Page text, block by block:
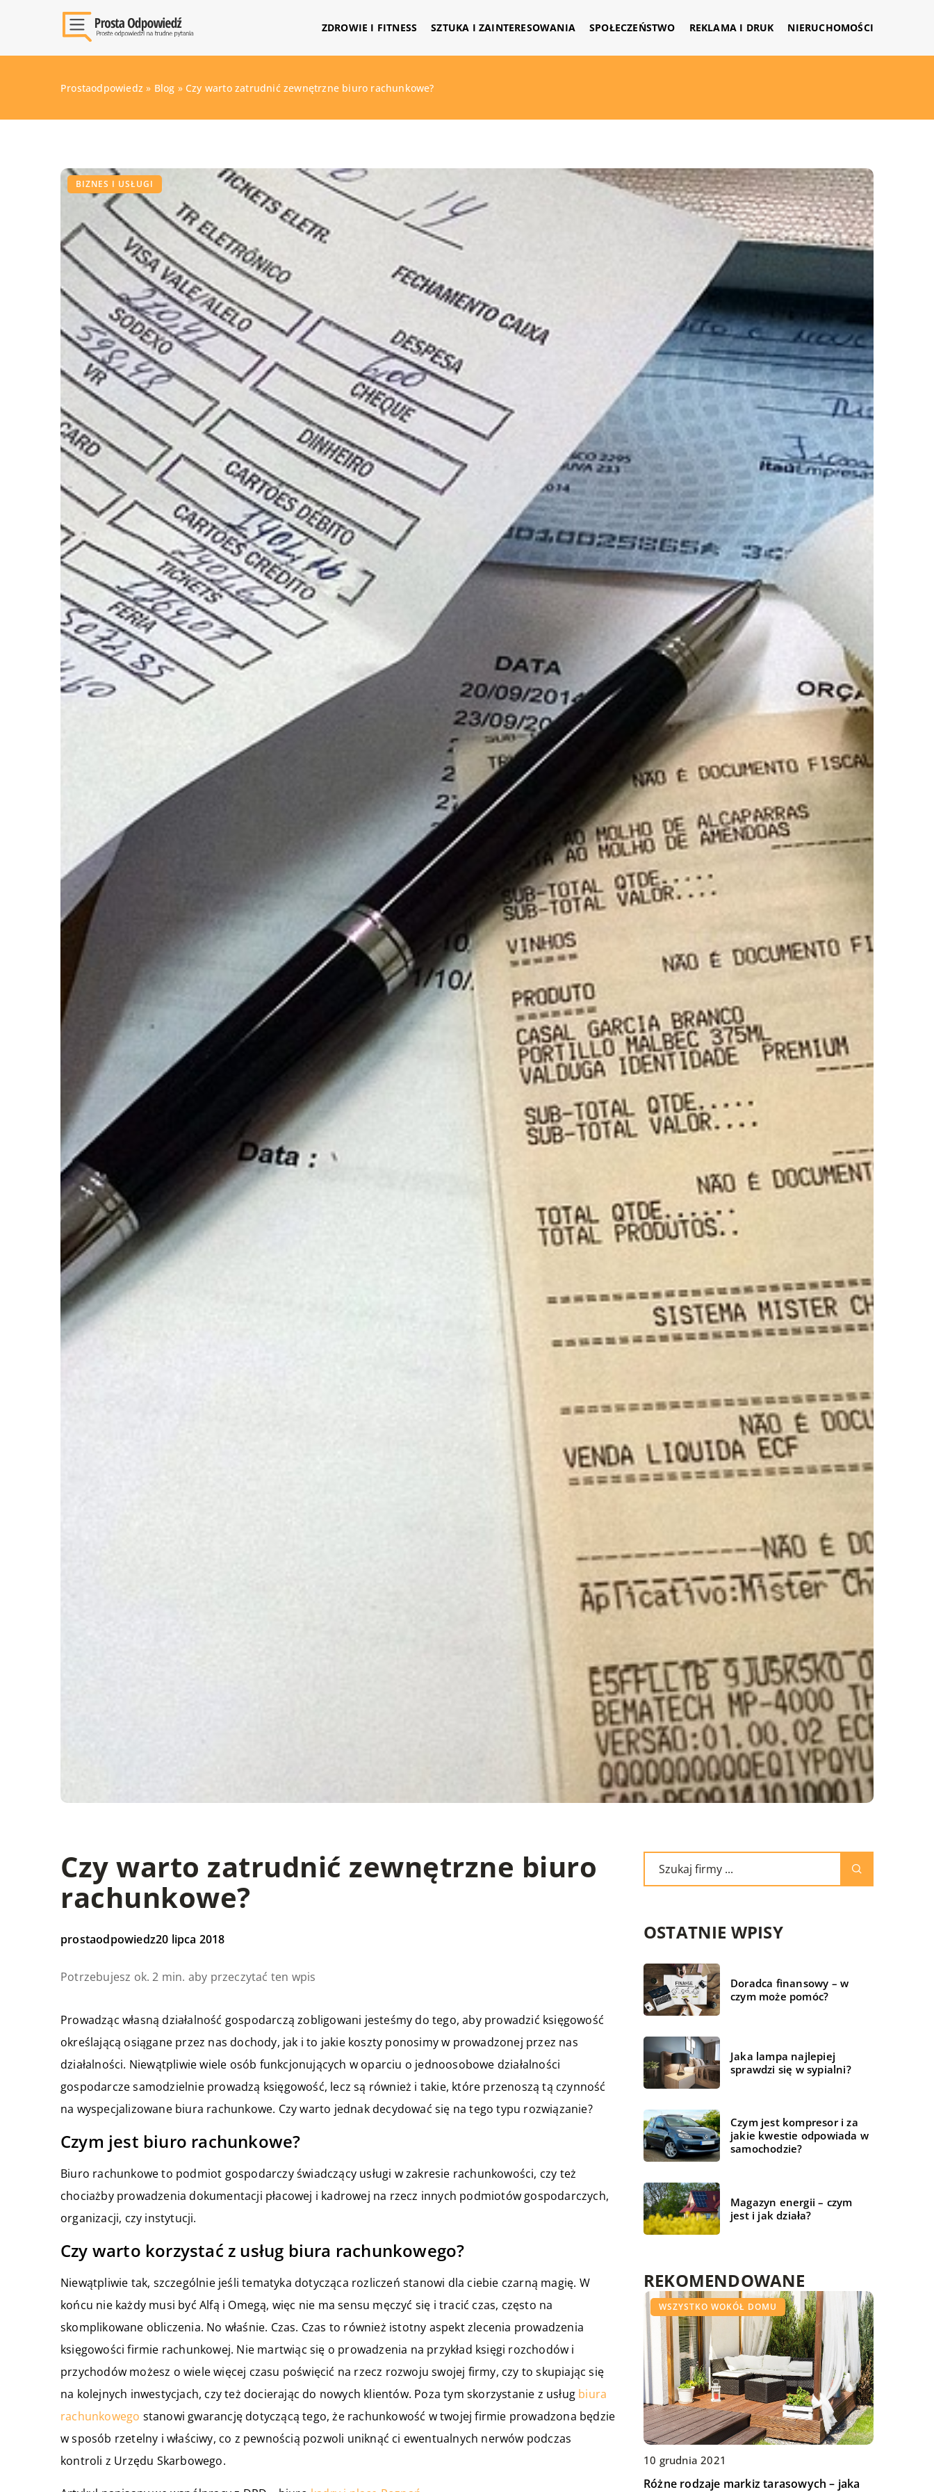
ZDROWIE I FITNESS SZTUKA I ZAINTERESOWANIA SPOŁECZEŃSTWO REKLAMA I DRUK NIERUCHOMOŚCI
Prostaodpowiedz » Blog » Czy warto zatrudnić zewnętrzne biuro rachunkowe?
BIZNES I USŁUGI
Czy warto zatrudnić zewnętrzne biuro
rachunkowe?
prostaodpowiedz20 lipca 2018
Potrzebujesz ok. 2 min. aby przeczytać ten wpis
Prowadząc własną działalność gospodarczą zobligowani jesteśmy do tego, aby prowadzić księgowość
określającą osiągane przez nas dochody, jak i to jakie koszty ponosimy w prowadzonej przez nas
działalności. Niewątpliwie wiele osób funkcjonujących w oparciu o jednoosobowe działalności
gospodarcze samodzielnie prowadzą księgowość, lecz są również i takie, które przenoszą tą czynność
na wyspecjalizowane biura rachunkowe. Czy warto jednak decydować się na tego typu rozwiązanie?
Czym jest biuro rachunkowe?
Biuro rachunkowe to podmiot gospodarczy świadczący usługi w zakresie rachunkowości, czy też
chociażby prowadzenia dokumentacji płacowej i kadrowej na rzecz innych podmiotów gospodarczych,
organizacji, czy instytucji.
Czy warto korzystać z usług biura rachunkowego?
Niewątpliwie tak, szczególnie jeśli tematyka dotycząca rozliczeń stanowi dla ciebie czarną magię. W
końcu nie każdy musi być Alfą i Omegą, więc nie ma sensu męczyć się i tracić czas, często na
skomplikowane obliczenia. No właśnie. Czas. Czas to również istotny aspekt zlecenia prowadzenia
księgowości firmie rachunkowej. Nie martwiąc się o prowadzenia na przykład księgi rozchodów i
przychodów możesz o wiele więcej czasu poświęcić na rzecz rozwoju swojej firmy, czy to skupiając się
na kolejnych inwestycjach, czy też docierając do nowych klientów. Poza tym skorzystanie z usług biura
rachunkowego stanowi gwarancję dotyczącą tego, że rachunkowość w twojej firmie prowadzona będzie
w sposób rzetelny i właściwy, co z pewnością pozwoli uniknąć ci ewentualnych nerwów podczas
kontroli z Urzędu Skarbowego.
OSTATNIE WPISY
Doradca finansowy – w
czym może pomóc?
Jaka lampa najlepiej
sprawdzi się w sypialni?
Czym jest kompresor i za
jakie kwestie odpowiada w
samochodzie?
Magazyn energii – czym
jest i jak działa?
REKOMENDOWANE
WSZYSTKO WOKÓŁ DOMU
16 czerwca 2022
Czy ogrodowe maty wiklinowe można
wykorzystać na balkonie?
WSZYSTKO WOKÓŁ DOMU
10 grudnia 2021
Różne rodzaje markiz tarasowych – jaka
WSZYSTKO WOKÓŁ DOMU
13 maja 2018